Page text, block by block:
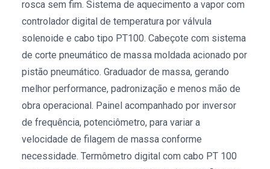
rosca sem fim. Sistema de aquecimento a vapor com
controlador digital de temperatura por válvula
solenoide e cabo tipo PT100. Cabeçote com sistema
de corte pneumático de massa moldada acionado por
pistão pneumático. Graduador de massa, gerando
melhor performance, padronização e menos mão de
obra operacional. Painel acompanhado por inversor
de frequência, potenciômetro, para variar a
velocidade de filagem de massa conforme
necessidade. Termômetro digital com cabo PT 100